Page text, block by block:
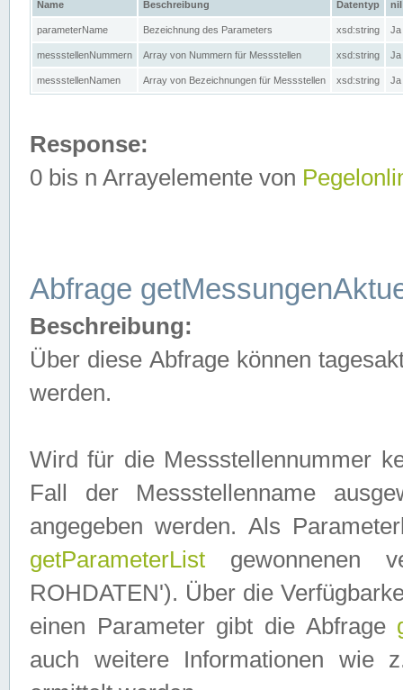
Name Beschreibung Datentyp nil
parameterName Bezeichnung des Parameters xsd:string Ja
messstellenNummern Array von Nummern für Messstellen xsd:string Ja
messstellenNamen Array von Bezeichnungen für Messstellen xsd:string Ja
Response:
0 bis n Arrayelemente von
Abfrage
Beschreibung:
Über diese Abfrage können
werden.
Wird für die Messstellennummer
Fall der Messstellenname
angegeben werden. Als
getParameterList gewonnenen
ROHDATEN'). Über die
einen Parameter gibt die Abfrage
auch weitere Informationen wie